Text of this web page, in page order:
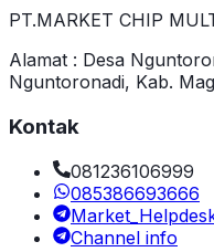
PT.MARKET CHIP
Alamat : Desa
Nguntoronadi, Kab.
Kontak
081236106999
085386693666
Channel info